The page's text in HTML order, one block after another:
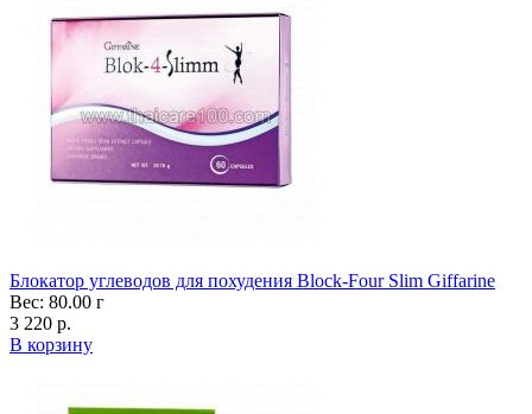
Блокатор углеводов для похудения Block-Four Slim Giffarine
Вес: 80.00 г
3 220 р.
В корзину